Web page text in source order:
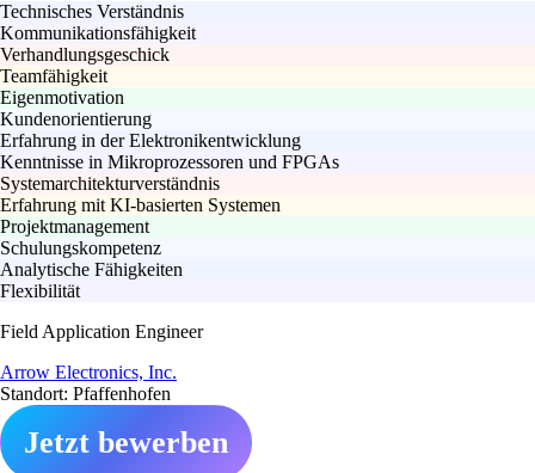
Technisches Verständnis
Kommunikationsfähigkeit
Verhandlungsgeschick
Teamfähigkeit
Eigenmotivation
Kundenorientierung
Erfahrung in der Elektronikentwicklung
Kenntnisse in Mikroprozessoren und FPGAs
Systemarchitekturverständnis
Erfahrung mit KI-basierten Systemen
Projektmanagement
Schulungskompetenz
Analytische Fähigkeiten
Flexibilität
Field Application Engineer
Arrow Electronics, Inc.
Standort: Pfaffenhofen
Jetzt bewerben